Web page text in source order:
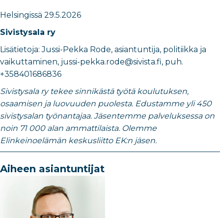
Helsingissä 29.5.2026
Sivistysala ry
Lisätietoja: Jussi-Pekka Rode, asiantuntija, politiikka ja
vaikuttaminen, jussi-pekka.rode@sivista.fi, puh.
+358401686836
Sivistysala ry tekee sinnikästä työtä koulutuksen,
osaamisen ja luovuuden puolesta. Edustamme yli 450
sivistysalan työnantajaa. Jäsentemme palveluksessa on
noin 71 000 alan ammattilaista. Olemme
Elinkeinoelämän keskusliitto EK:n jäsen.
Aiheen asiantuntijat